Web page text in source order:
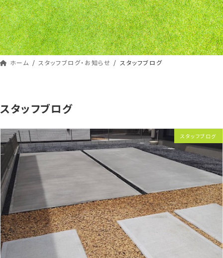
ホーム スタッフブログ・お知らせ スタッフブログ
スタッフブログ
スタッフブログ